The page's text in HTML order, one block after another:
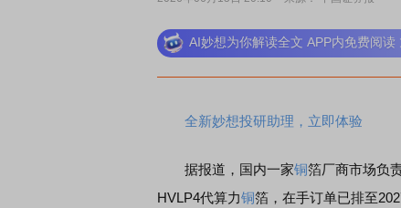
AI妙想为你解读全文 APP内免费阅读
全新妙想投研助理，立即体验
据报道，国内一家铜箔厂商市场负
HVLP4代算力铜箔，在手订单已排至
稀土